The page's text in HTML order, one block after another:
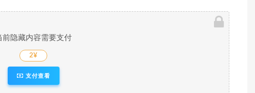
前隐藏内容需要支付
2¥
支付查看